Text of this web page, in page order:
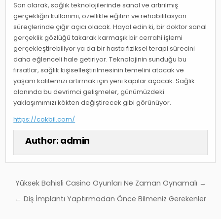
Son olarak, sağlık teknolojilerinde sanal ve artırılmış
gerçekliğin kullanımı, özellikle eğitim ve rehabilitasyon
süreçlerinde çığır açıcı olacak. Hayal edin ki, bir doktor sanal
gerçeklik gözlüğü takarak karmaşık bir cerrahi işlemi
gerçekleştirebiliyor ya da bir hasta fiziksel terapi sürecini
daha eğlenceli hale getiriyor. Teknolojinin sunduğu bu
fırsatlar, sağlık kişiselleştirilmesinin temelini atacak ve
yaşam kalitemizi artırmak için yeni kapılar açacak. Sağlık
alanında bu devrimci gelişmeler, günümüzdeki
yaklaşımımızı kökten değiştirecek gibi görünüyor.
https://cokbil.com/
Author: admin
Yazı
gezinmesi
Yüksek Bahisli Casino Oyunları Ne Zaman Oynamalı →
← Diş İmplantı Yaptırmadan Önce Bilmeniz Gerekenler